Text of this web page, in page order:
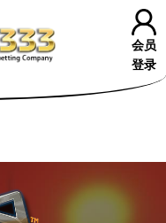
会员
登录